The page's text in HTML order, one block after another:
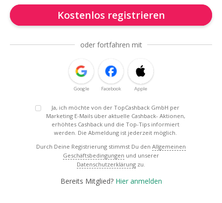
Kostenlos registrieren
oder fortfahren mit
Google Facebook Apple
Ja, ich möchte von der TopCashback GmbH per
Marketing E-Mails über aktuelle Cashback- Aktionen,
erhöhtes Cashback und die Top-Tips informiert
werden. Die Abmeldung ist jederzeit möglich.
Durch Deine Registrierung stimmst Du den Allgemeinen
Geschäftsbedingungen und unserer
Datenschutzerklärung zu.
Bereits Mitglied? Hier anmelden